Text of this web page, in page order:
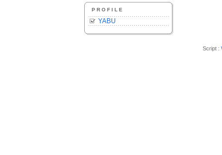
PROFILE
YABU
Script :